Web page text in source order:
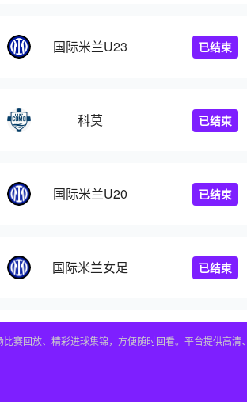
国际米兰U23 已结束
科莫 已结束
国际米兰U20 已结束
国际米兰女足 已结束
赛回放、精彩进球集锦，方便随时回看。平台提供高